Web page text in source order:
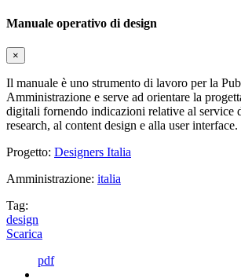
Manuale operativo di design
×
Il manuale è uno strumento di lavoro per la
Amministrazione e serve ad orientare la
digitali fornendo indicazioni relative al service
research, al content design e alla user interface.
Progetto: Designers Italia
Amministrazione: italia
Tag:
design
Scarica
pdf